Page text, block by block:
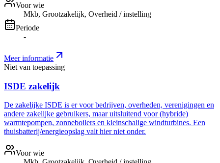
Voor wie
Mkb, Grootzakelijk, Overheid / instelling
Periode
-
Meer informatie
Niet van toepassing
ISDE zakelijk
De zakelijke ISDE is er voor bedrijven, overheden, verenigingen en
andere zakelijke gebruikers, maar uitsluitend voor (hybride)
warmtepompen, zonneboilers en kleinschalige windturbines. Een
thuisbatterij/energieopslag valt hier niet onder.
Voor wie